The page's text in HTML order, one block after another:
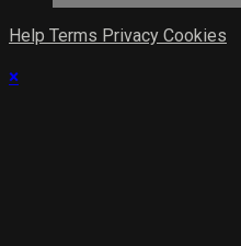
Help Terms Privacy Cookies
×